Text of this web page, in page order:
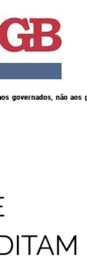
governados, não